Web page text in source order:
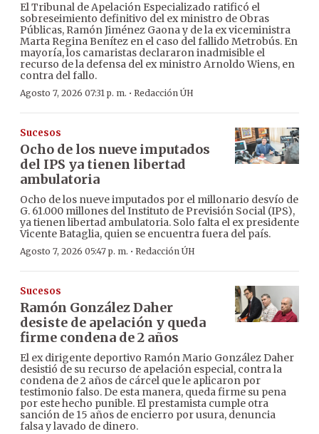
El Tribunal de Apelación Especializado ratificó el
sobreseimiento definitivo del ex ministro de Obras
Públicas, Ramón Jiménez Gaona y de la ex viceministra
Marta Regina Benítez en el caso del fallido Metrobús. En
mayoría, los camaristas declararon inadmisible el
recurso de la defensa del ex ministro Arnoldo Wiens, en
contra del fallo.
Agosto 7, 2026 07:31 p. m. · Redacción ÚH
Sucesos
Ocho de los nueve imputados
del IPS ya tienen libertad
ambulatoria
Ocho de los nueve imputados por el millonario desvío de
G. 61.000 millones del Instituto de Previsión Social (IPS),
ya tienen libertad ambulatoria. Solo falta el ex presidente
Vicente Bataglia, quien se encuentra fuera del país.
Agosto 7, 2026 05:47 p. m. · Redacción ÚH
Sucesos
Ramón González Daher
desiste de apelación y queda
firme condena de 2 años
El ex dirigente deportivo Ramón Mario González Daher
desistió de su recurso de apelación especial, contra la
condena de 2 años de cárcel que le aplicaron por
testimonio falso. De esta manera, queda firme su pena
por este hecho punible. El prestamista cumple otra
sanción de 15 años de encierro por usura, denuncia
falsa y lavado de dinero.